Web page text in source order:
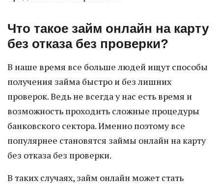
Что такое займ онлайн на карту
без отказа без проверки?
В наше время все больше людей ищут способы
получения займа быстро и без лишних
проверок. Ведь не всегда у нас есть время и
возможность проходить сложные процедуры
банковского сектора. Именно поэтому все
популярнее становятся займы онлайн на карту
без отказа без проверки.
В таких случаях, займ онлайн может стать